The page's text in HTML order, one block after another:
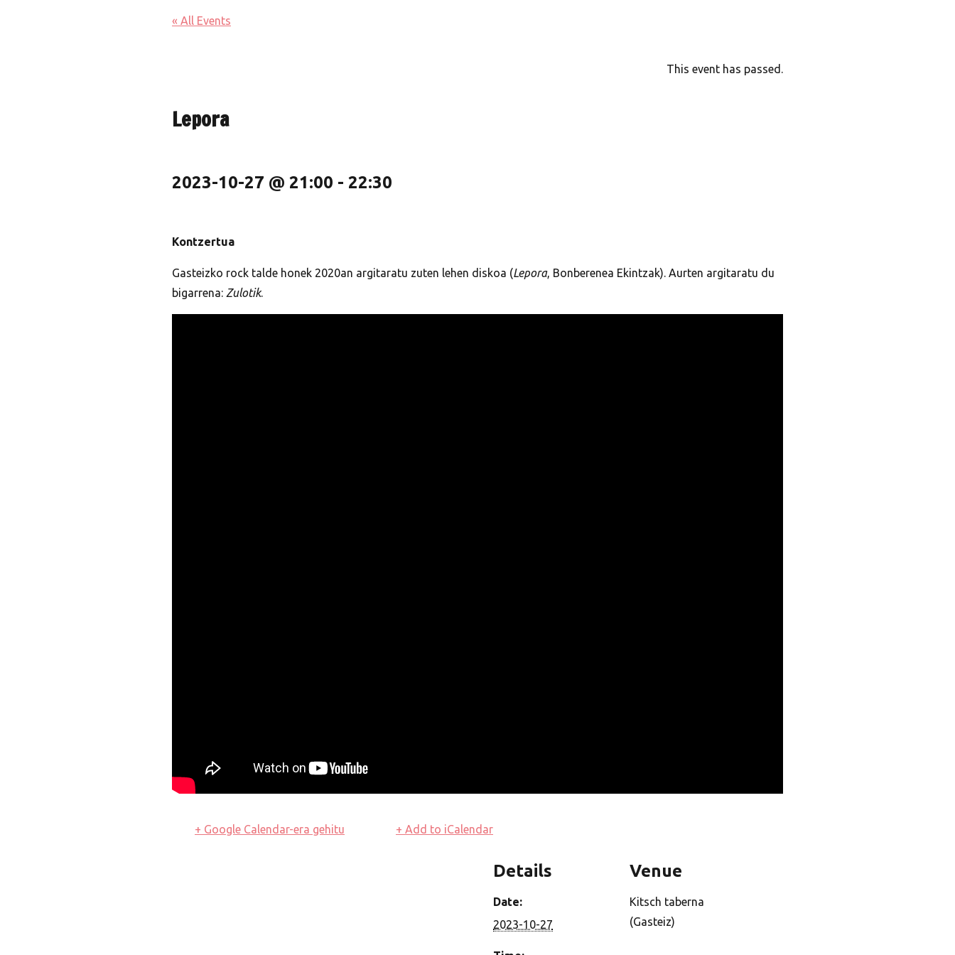
« All Events
This event has passed.
Lepora
2023-10-27 @ 21:00 - 22:30
Kontzertua
Gasteizko rock talde honek 2020an argitaratu zuten lehen diskoa (Lepora, Bonberenea Ekintzak). Aurten argitaratu du
bigarrena: Zulotik.
+ Google Calendar-era gehitu + Add to iCalendar
Details
Date:
2023-10-27
Venue
Kitsch taberna
(Gasteiz)